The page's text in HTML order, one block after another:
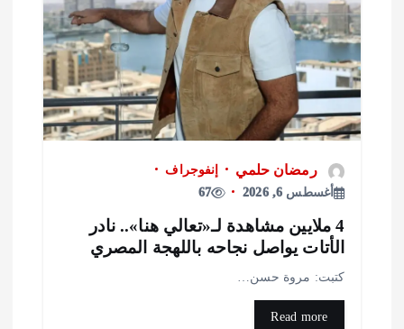
رمضان حلمي
إنفوجراف
أغسطس 6, 2026
67
4 ملايين مشاهدة لـ«تعالي هنا».. نادر
يواصل نجاحه باللهجة المصري
مروة حسن…